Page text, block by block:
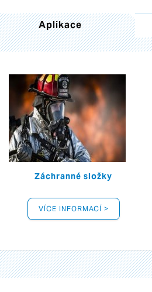
Aplikace
Záchranné složky
VÍCE INFORMACÍ >